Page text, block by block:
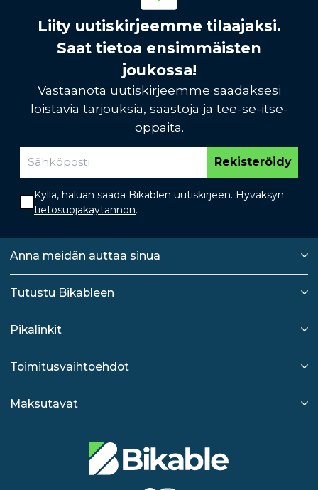
Liity uutiskirjeemme tilaajaksi.
Saat tietoa ensimmäisten
joukossa!
Vastaanota uutiskirjeemme saadaksesi
loistavia tarjouksia, säästöjä ja tee-se-itse-
oppaita.
Rekisteröidy
Kyllä, haluan saada Bikablen uutiskirjeen. Hyväksyn
tietosuojakäytännön.
Anna meidän auttaa sinua
Tutustu Bikableen
Pikalinkit
Toimitusvaihtoehdot
Maksutavat